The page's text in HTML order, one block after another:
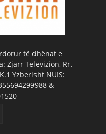
të dhënat e
Zjarr Televizion, Rr.
Yzberisht NUIS:
&